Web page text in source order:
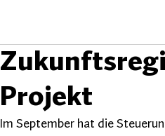
Projekt
Im September hat die